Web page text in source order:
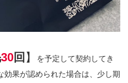
30回 】
を予定して契約してき
効果が認められた場合は、少し期